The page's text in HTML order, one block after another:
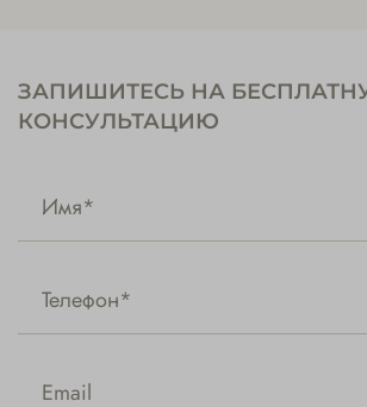
ЗАПИШИТЕСЬ НА
КОНСУЛЬТАЦИЮ